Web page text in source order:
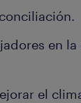
en
el